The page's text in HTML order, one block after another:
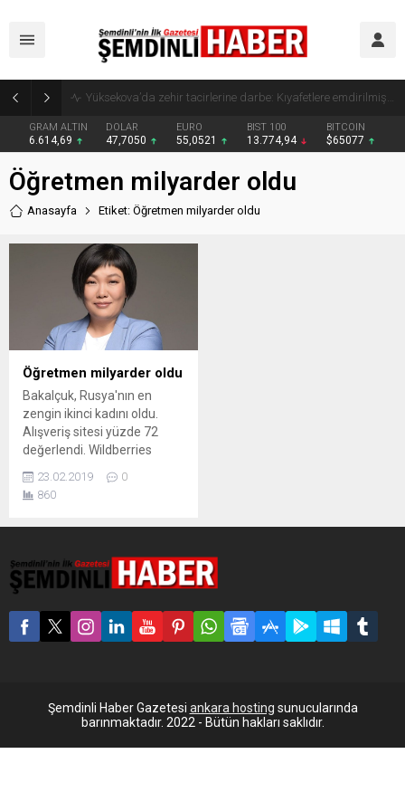
Yüksekova’da zehir tacirlerine darbe: Kıyafetlere emdirilmiş 13 kilo metamfetamin ele geçirildi
GRAM ALTIN
6.614,69
DOLAR
47,7050
EURO
55,0521
BIST 100
13.774,94
BITCOIN
$65077
Öğretmen milyarder oldu
Anasayfa Etiket: Öğretmen milyarder oldu
Öğretmen milyarder oldu
Bakalçuk, Rusya'nın en
zengin ikinci kadını oldu.
Alışveriş sitesi yüzde 72
değerlendi. Wildberries
Tatyana Bakalçuk,
Rusya’daki ikinci kadın
fazla olduğu belirtildi.
Forbes’a göre, asıl mesleği
İngilizce öğretmenliği olan
Bakalçuk 2004 yılında eşi ile
birlikte kurduğu sitede başta
23.02.2019
0
860
Şemdinli Haber Gazetesi ankara hosting sunucularında
barınmaktadır. 2022 - Bütün hakları saklıdır.